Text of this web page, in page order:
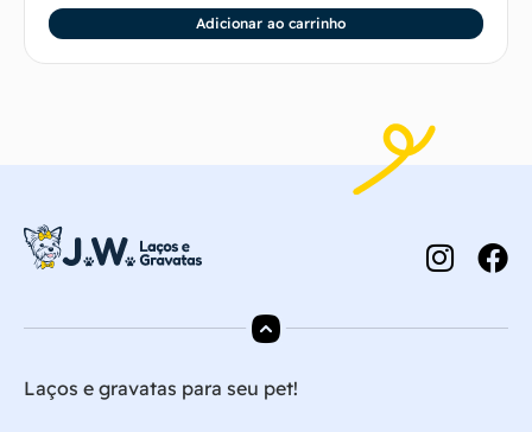
Adicionar ao carrinho
Laços e gravatas para seu pet!